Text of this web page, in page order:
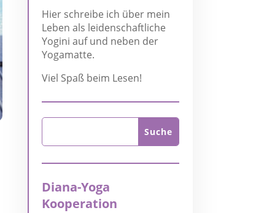
Hier schreibe ich über mein
Leben als leidenschaftliche
Yogini auf und neben der
Yogamatte.
Viel Spaß beim Lesen!
Diana-Yoga
Kooperation